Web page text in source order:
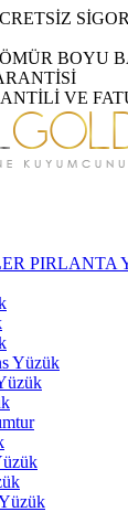
BOYU
VE
PIRLANTA
Yüzük